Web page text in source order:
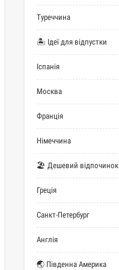
Туреччина
🏝 Ідеї для відпустки
Іспанія
Москва
Франція
Німеччина
🏖 Дешевий відпочинок
Греція
Санкт-Петербург
Англія
🌏 Південна Америка